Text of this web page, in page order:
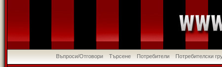
Въпроси/Отговори Търсене Потребители Потребителски